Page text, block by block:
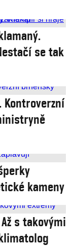
se tak
kameny
s takovými